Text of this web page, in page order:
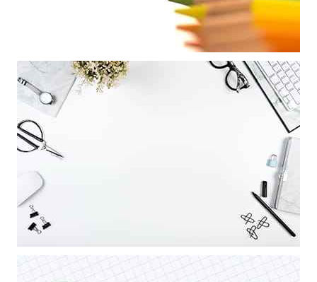
Mẫu thiết kế nghệ thuật với những chiếc bút trì làm nền powerpoint
Khung ảnh nền powerpoint trang trí bổi các vật dụng làm việc nghệ
thuật trên nền trắng